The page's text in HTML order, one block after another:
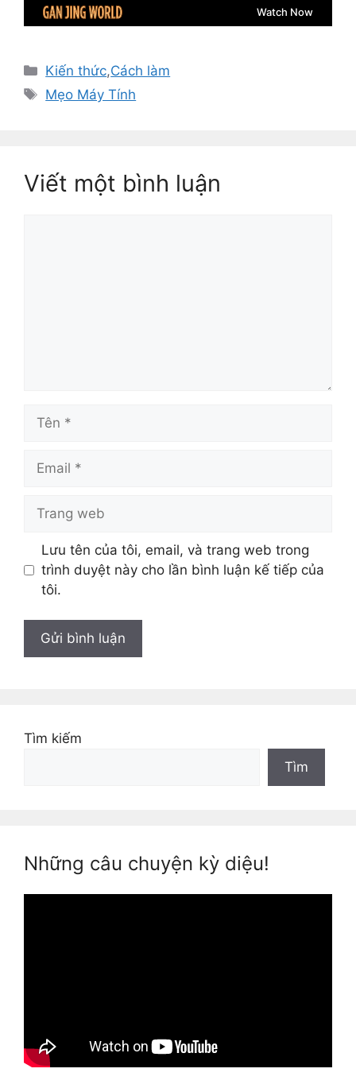
Danh
mục
Kiến thức,Cách làm
Thẻ
Mẹo Máy Tính
Viết một bình luận
web
Lưu tên của tôi, email, và trang web trong
trình duyệt này cho lần bình luận kế tiếp của
tôi.
Tìm kiếm
Tìm
Những câu chuyện kỳ diệu!